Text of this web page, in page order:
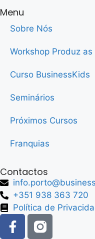
Menu
Sobre Nós
Workshop Produz
Curso BusinessKids
Seminários
Próximos Cursos
Franquias
Contactos
+351 938 363 720
Política de